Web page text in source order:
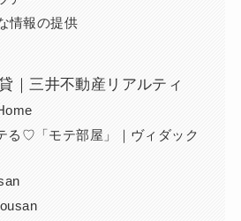
情報の提供
｜三井不動産リアルティ
る♡「モテ部屋」｜ヴィダック